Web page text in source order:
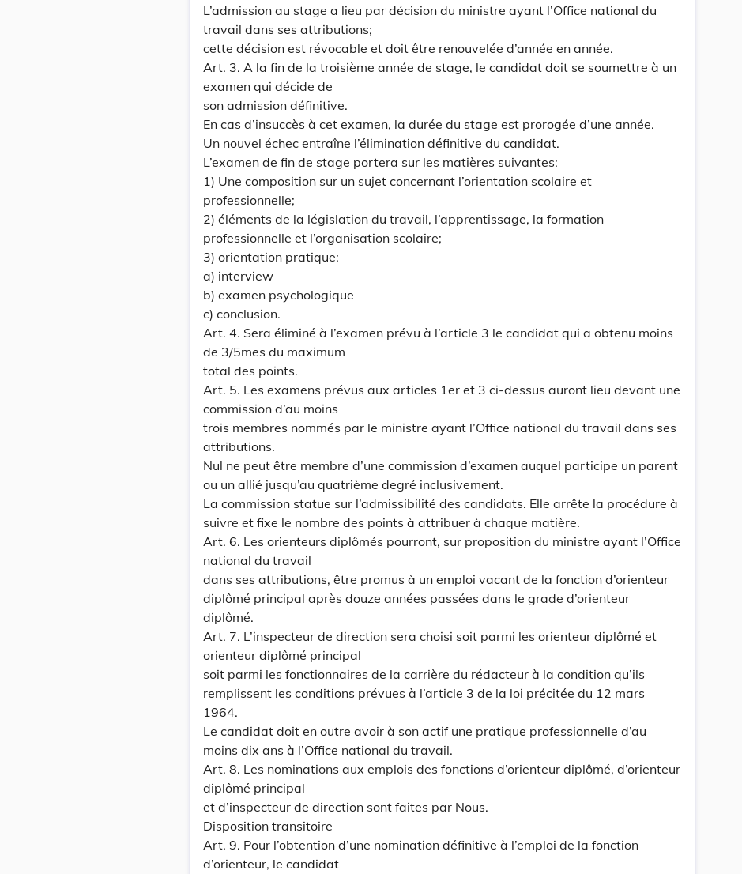
L’admission au stage a lieu par décision du ministre ayant l’Office national du
travail dans ses attributions;
cette décision est révocable et doit être renouvelée d’année en année.
Art. 3. A la fin de la troisième année de stage, le candidat doit se soumettre à un
examen qui décide de
son admission définitive.
En cas d’insuccès à cet examen, la durée du stage est prorogée d’une année.
Un nouvel échec entraîne l’élimination définitive du candidat.
L’examen de fin de stage portera sur les matières suivantes:
1) Une composition sur un sujet concernant l’orientation scolaire et
professionnelle;
2) éléments de la législation du travail, l’apprentissage, la formation
professionnelle et l’organisation scolaire;
3) orientation pratique:
a) interview
b) examen psychologique
c) conclusion.
Art. 4. Sera éliminé à l’examen prévu à l’article 3 le candidat qui a obtenu moins
de 3/5mes du maximum
total des points.
Art. 5. Les examens prévus aux articles 1er et 3 ci-dessus auront lieu devant une
commission d’au moins
trois membres nommés par le ministre ayant l’Office national du travail dans ses
attributions.
Nul ne peut être membre d’une commission d’examen auquel participe un parent
ou un allié jusqu’au quatrième degré inclusivement.
La commission statue sur l’admissibilité des candidats. Elle arrête la procédure à
suivre et fixe le nombre des points à attribuer à chaque matière.
Art. 6. Les orienteurs diplômés pourront, sur proposition du ministre ayant l’Office
national du travail
dans ses attributions, être promus à un emploi vacant de la fonction d’orienteur
diplômé principal après douze années passées dans le grade d’orienteur
diplômé.
Art. 7. L’inspecteur de direction sera choisi soit parmi les orienteur diplômé et
orienteur diplômé principal
soit parmi les fonctionnaires de la carrière du rédacteur à la condition qu’ils
remplissent les conditions prévues à l’article 3 de la loi précitée du 12 mars
1964.
Le candidat doit en outre avoir à son actif une pratique professionnelle d’au
moins dix ans à l’Office national du travail.
Art. 8. Les nominations aux emplois des fonctions d’orienteur diplômé, d’orienteur
diplômé principal
et d’inspecteur de direction sont faites par Nous.
Disposition transitoire
Art. 9. Pour l’obtention d’une nomination définitive à l’emploi de la fonction
d’orienteur, le candidat